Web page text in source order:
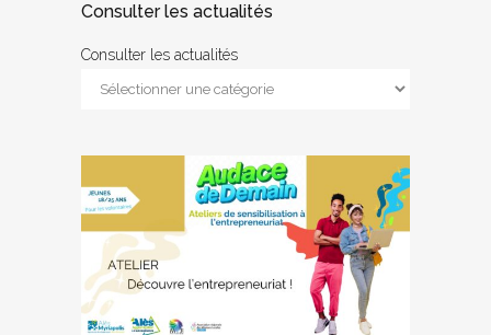
Consulter les actualités
Consulter les actualités